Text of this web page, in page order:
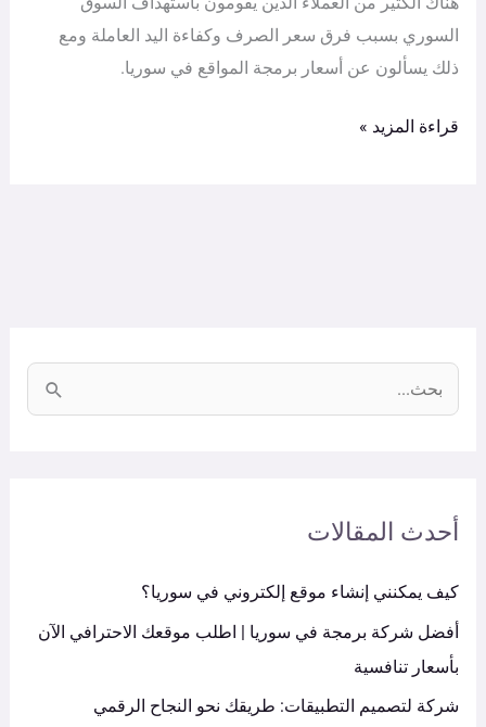
ث
ن
:
أحدث المقالات
كيف يمكنني إنشاء موقع إلكتروني في سوريا؟
أفضل شركة برمجة في سوريا | اطلب موقعك الاحترافي الآن
بأسعار تنافسية
شركة لتصميم التطبيقات: طريقك نحو النجاح الرقمي
السوري بسبب فرق سعر الصرف وكفاءة اليد العاملة ومع
ذلك يسألون عن أسعار برمجة المواقع في سوريا.
قراءة المزيد »